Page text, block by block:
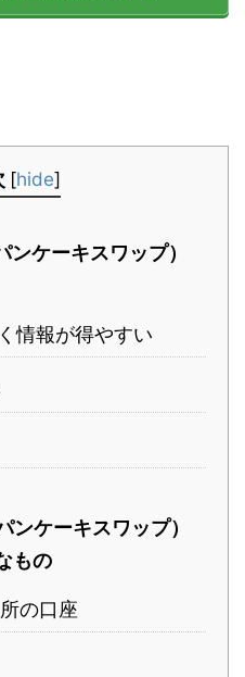
[hide]
ケーキスワップ）
情報が得やすい
ケーキスワップ）
もの
の口座